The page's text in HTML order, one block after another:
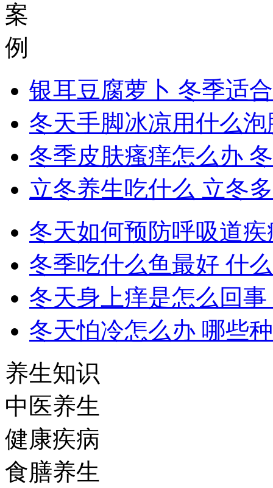
案
例
银耳豆腐萝卜 冬季适
冬天手脚冰凉用什么
冬季皮肤瘙痒怎么办
立冬养生吃什么 立冬
冬天如何预防呼吸道
冬季吃什么鱼最好 什
冬天身上痒是怎么回
冬天怕冷怎么办 哪些
养生知识
中医养生
健康疾病
食膳养生